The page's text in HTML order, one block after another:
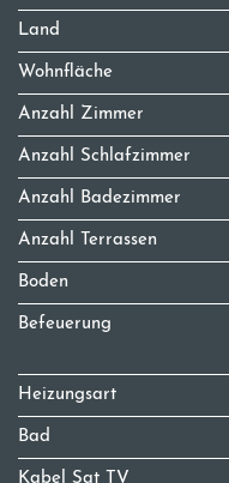
Land
Wohnfläche
Anzahl Zimmer
Anzahl Schlafzimmer
Anzahl Badezimmer
Anzahl Terrassen
Boden
Befeuerung
Heizungsart
Bad
Kabel Sat TV